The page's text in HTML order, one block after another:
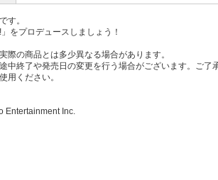
す。
をプロデュースしましょう！
の商品とは多少異なる場合があります。
終了や発売日の変更を行う場合がございます。ご了
用ください。
Entertainment Inc.